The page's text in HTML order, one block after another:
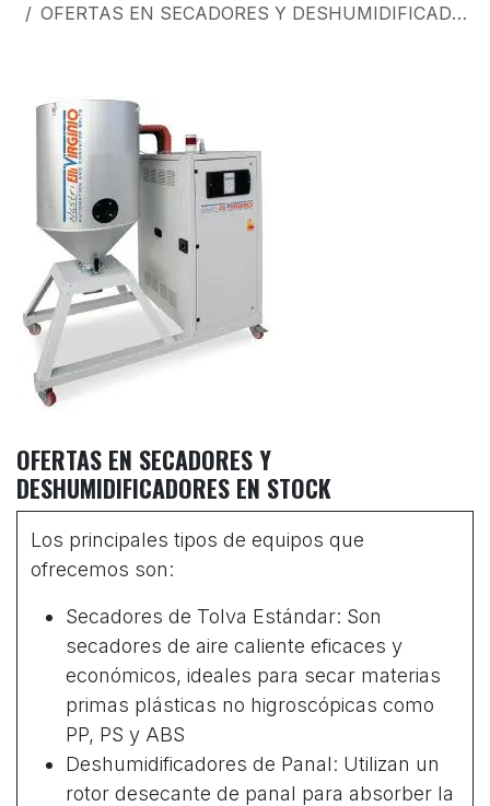
OFERTAS EN SECADORES Y DESHUMIDIFICADORES EN STOCK
OFERTAS EN SECADORES Y
DESHUMIDIFICADORES EN STOCK
Los principales tipos de equipos que
ofrecemos son:
Secadores de Tolva Estándar: Son
secadores de aire caliente eficaces y
económicos, ideales para secar materias
primas plásticas no higroscópicas como
PP, PS y ABS
Deshumidificadores de Panal: Utilizan un
rotor desecante de panal para absorber la